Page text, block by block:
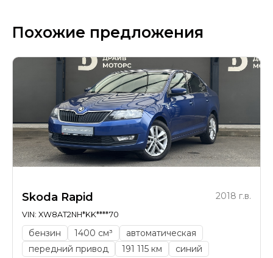
Похожие предложения
Skoda Rapid 2018 г.в.
VIN: XW8AT2NH*KK****70
бензин 1400 см³
автоматическая
передний привод
191 115 км синий